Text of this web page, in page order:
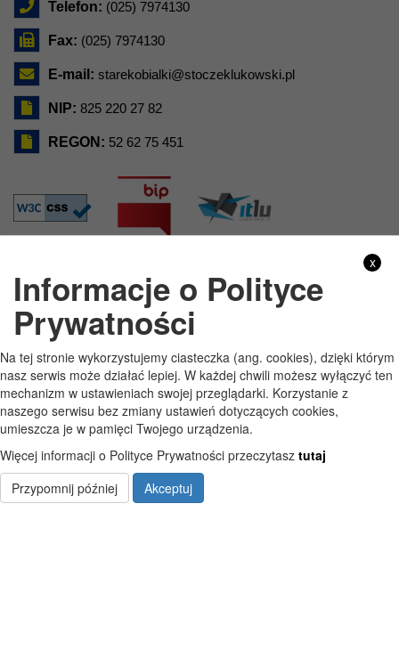
Telefon: (025) 7974130
Fax: (025) 7974130
E-mail: starekobialki@stoczeklukowski.pl
NIP: 825 220 27 82
REGON: 52 62 75 451
GODZINY PRACY
Pon 7:30 - 15:30
Wt 7:30 - 15:30
Śr 7:30 - 15:30
Pt 7:30 - 15:30
x
Informacje o Polityce
Prywatności
Na tej stronie wykorzystujemy ciasteczka (ang. cookies), dzięki którym
nasz serwis może działać lepiej. W każdej chwili możesz wyłączyć ten
mechanizm w ustawieniach swojej przeglądarki. Korzystanie z
naszego serwisu bez zmiany ustawień dotyczących cookies,
umieszcza je w pamięci Twojego urządzenia.
Więcej informacji o Polityce Prywatności przeczytasz tutaj
Przypomnij później
Akceptuj